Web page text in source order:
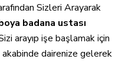
Sizleri Arayarak
badana ustası
arayıp işe başlamak için
dairenize gelerek